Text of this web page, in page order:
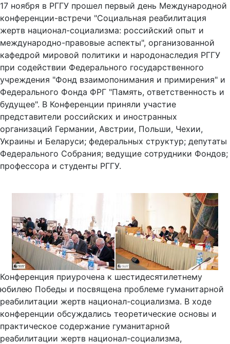
17 ноября в РГГУ прошел первый день Международной
конференции-встречи "Социальная реабилитация
жертв национал-социализма: российский опыт и
международно-правовые аспекты", организованной
кафедрой мировой политики и народонаследия РГГУ
при содействии Федерального государственного
учреждения "Фонд взаимопонимания и примирения" и
Федерального Фонда ФРГ "Память, ответственность и
будущее". В Конференции приняли участие
представители российских и иностранных
организаций Германии, Австрии, Польши, Чехии,
Украины и Беларуси; федеральных структур; депутаты
Федерального Собрания; ведущие сотрудники Фондов;
профессора и студенты РГГУ.
Конференция приурочена к шестидесятилетнему
юбилею Победы и посвящена проблеме гуманитарной
реабилитации жертв национал-социализма. В ходе
конференции обсуждались теоретические основы и
практическое содержание гуманитарной
реабилитации жертв национал-социализма,